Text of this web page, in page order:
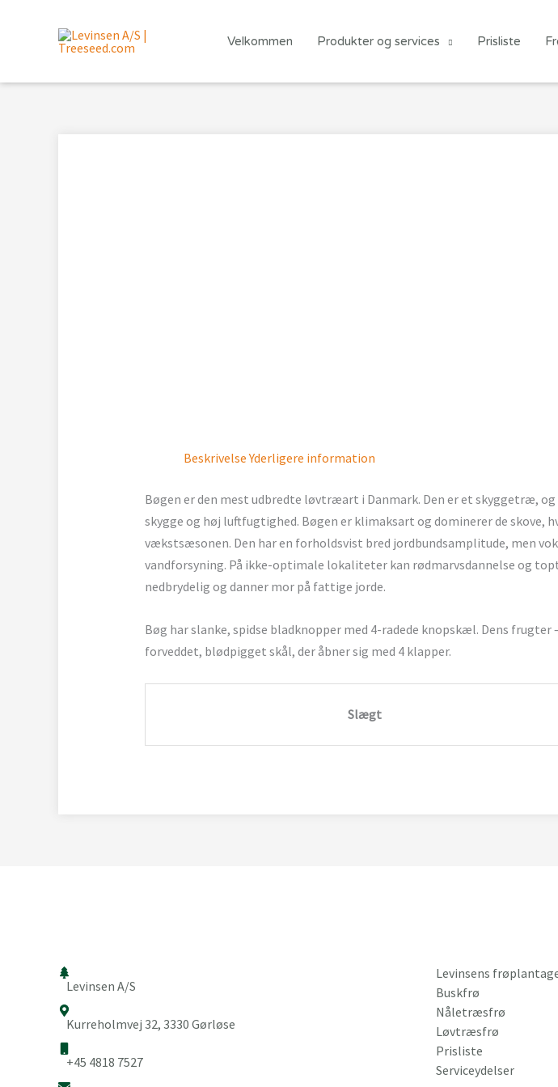
Velkommen Produkter og services Prisliste
BeskrivelseYderligere information
Bøgen er den mest udbredte løvtræart i Danmark. Den er et skyggetræ,
skygge og høj luftfugtighed. Bøgen er klimaksart og dominerer de
vækstsæsonen. Den har en forholdsvist bred jordbundsamplitude, men
vandforsyning. På ikke-optimale lokaliteter kan rødmarvsdannelse og
nedbrydelig og danner mor på fattige jorde.
Bøg har slanke, spidse bladknopper med 4-radede knopskæl. Dens
forveddet, blødpigget skål, der åbner sig med 4 klapper.
Slægt
Levinsen A/S
Kurreholmvej 32, 3330 Gørløse
+45 4818 7527
Levinsens
Buskfrø
Nåletræsfrø
Løvtræsfrø
Prisliste
Serviceydelser